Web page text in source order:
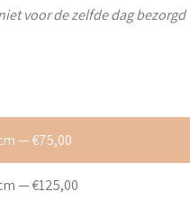
voor de zelfde dag bezorgd
— €75,00
— €125,00